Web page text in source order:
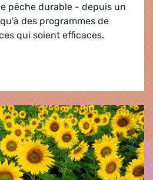
pêche durable - depuis un
des programmes de
qui soient efficaces.
le poisson ?